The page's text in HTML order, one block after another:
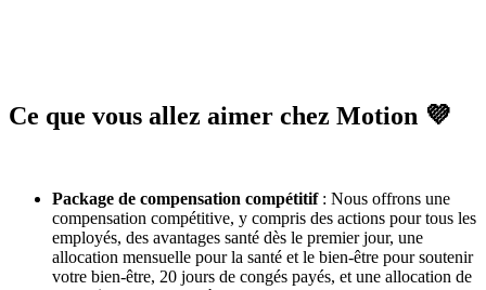
Ce que vous allez aimer chez Motion 💜
Package de compensation compétitif: Nous offrons une
compensation compétitive, y compris des actions pour tous les
employés, des avantages santé dès le premier jour, une
allocation mensuelle pour la santé et le bien-être pour soutenir
votre bien-être, 20 jours de congés payés, et une allocation de